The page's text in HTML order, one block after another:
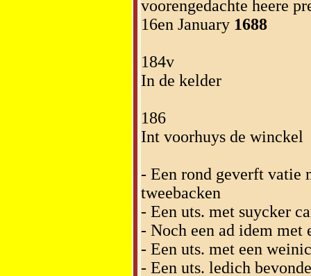
voorengedachte heere
16en January 1688
184v
In de kelder
186
Int voorhuys de winckel
- Een rond geverft vatie
tweebacken
- Een uts. met suycker
- Noch een ad idem met
- Een uts. met een
- Een uts. ledich